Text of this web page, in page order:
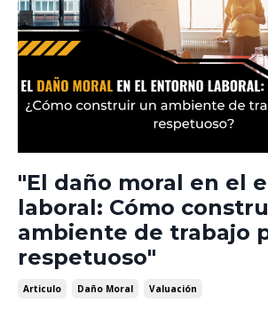
"El daño moral en el
laboral: Cómo
ambiente de trabajo
respetuoso"
Articulo Daño Moral Valuación